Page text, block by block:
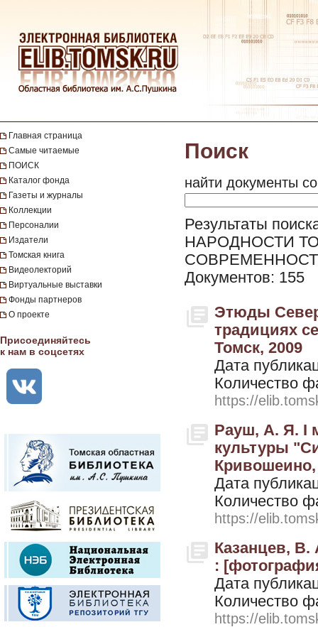
Главная страница
Самые читаемые
ПОИСК
Каталог фонда
Газеты и журналы
Коллекции
Персоналии
Издатели
Томская книга
Видеолекторий
Виртуальные выставки
Фонды партнеров
О проекте
Присоединяйтесь
к нам в соцсетях
Поиск
найти документы
Результаты
НАРОДНОСТИ
Документов: 155
Этюды
традициях
Томск, 2009
Дата
Количество
https://
Рауш, А. Я. I
культуры
Кривошеино,
Дата
Количество
https://
Казанцев, В.
:
Дата
Количество
https://